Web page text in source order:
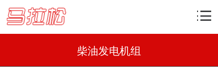
柴油发电机组